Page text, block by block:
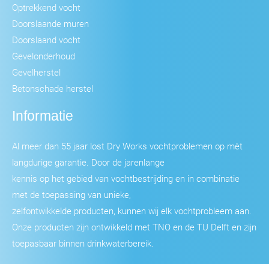
Optrekkend vocht
Doorslaande muren
Doorslaand vocht
Gevelonderhoud
Gevelherstel
Betonschade herstel
Informatie
Al meer dan 55 jaar lost Dry Works vochtproblemen op mèt
langdurige garantie. Door de jarenlange
kennis op het gebied van vochtbestrijding en in combinatie
met de toepassing van unieke,
zelfontwikkelde producten, kunnen wij elk vochtprobleem aan.
Onze producten zijn ontwikkeld met TNO en de TU Delft en zijn
toepasbaar binnen drinkwaterbereik.